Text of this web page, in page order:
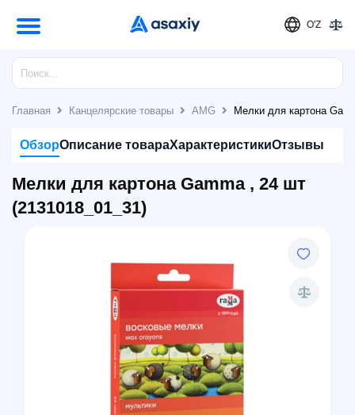
O'Z
Главная Канцелярские товары AMG Мелки для картона
ОбзорОписание товараХарактеристикиОтзывы
Мелки для картона Gamma , 24 шт
(2131018_01_31)